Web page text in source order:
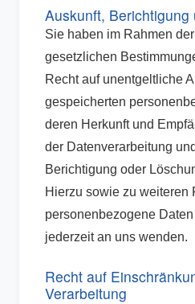
Auskunft, Berichtigung
Sie haben im Rahmen
gesetzlichen
Recht auf unentgeltliche
gespeicherten
deren Herkunft und
der Datenverarbeitung
Berichtigung oder
Hierzu sowie zu weiteren
personenbezogene
jederzeit an uns wenden.
Recht auf
Verarbeitung